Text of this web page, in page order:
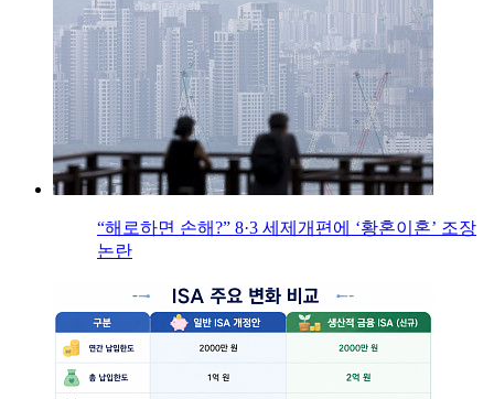
“해로하면 손해?” 8·3 세제개편에 ‘황혼이혼’ 조장
논란